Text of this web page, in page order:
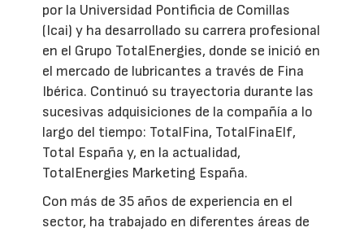
por la Universidad Pontificia de Comillas
(Icai) y ha desarrollado su carrera profesional
en el Grupo TotalEnergies, donde se inició en
el mercado de lubricantes a través de Fina
Ibérica. Continuó su trayectoria durante las
sucesivas adquisiciones de la compañía a lo
largo del tiempo: TotalFina, TotalFinaElf,
Total España y, en la actualidad,
TotalEnergies Marketing España.
Con más de 35 años de experiencia en el
sector, ha trabajado en diferentes áreas de